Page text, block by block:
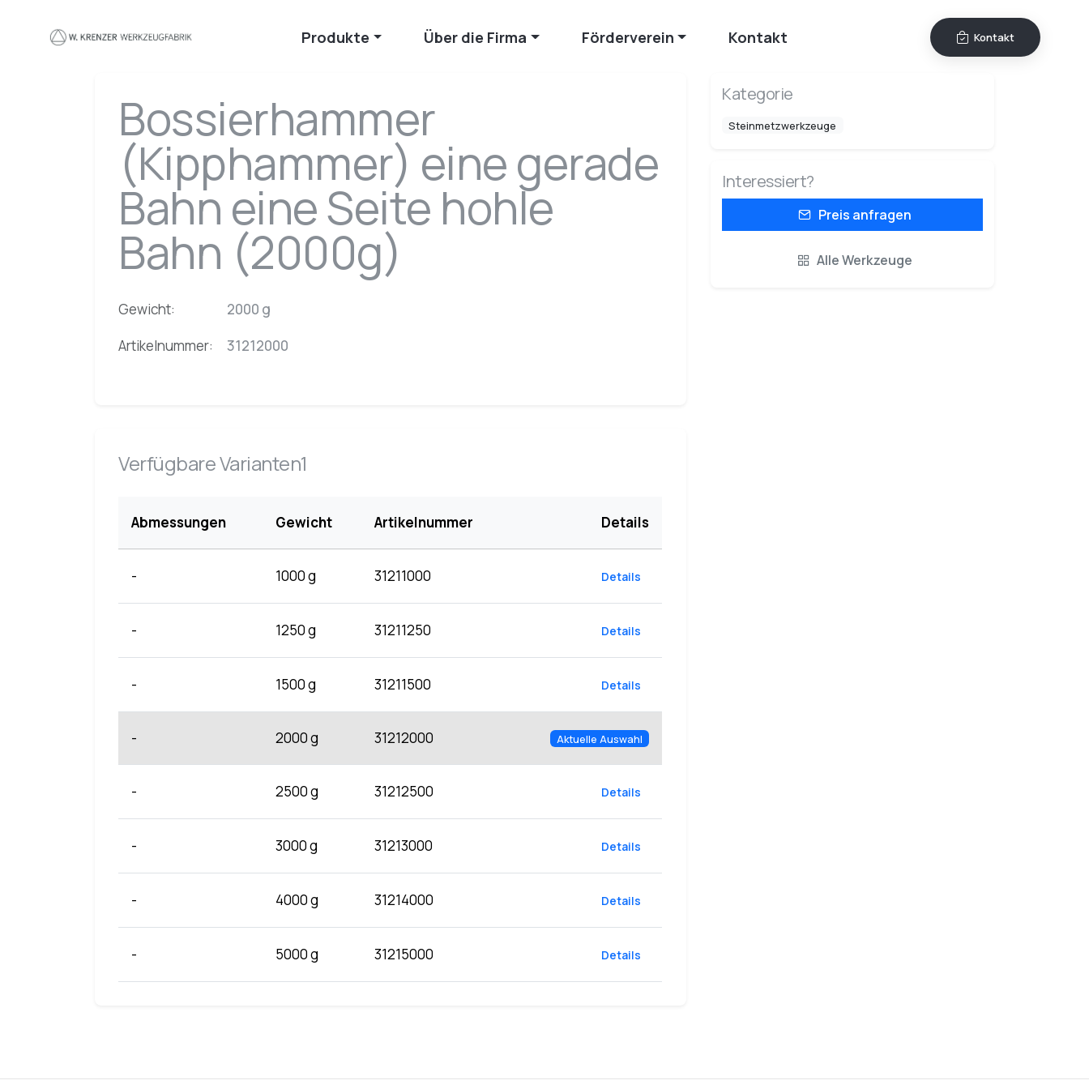
Produkte Über die Firma Förderverein Kontakt Kontakt
Bossierhammer
(Kipphammer) eine gerade
Bahn eine Seite hohle
Bahn (2000g)
Gewicht:
2000 g
Artikelnummer:
31212000
Verfügbare Varianten1
Abmessungen Gewicht Artikelnummer Details
- 1000 g 31211000 Details
- 1250 g 31211250 Details
- 1500 g 31211500 Details
- 2000 g 31212000 Aktuelle Auswahl
- 2500 g 31212500 Details
- 3000 g 31213000 Details
- 4000 g 31214000 Details
- 5000 g 31215000 Details
Kategorie
Steinmetzwerkzeuge
Interessiert?
Preis anfragen
Alle Werkzeuge